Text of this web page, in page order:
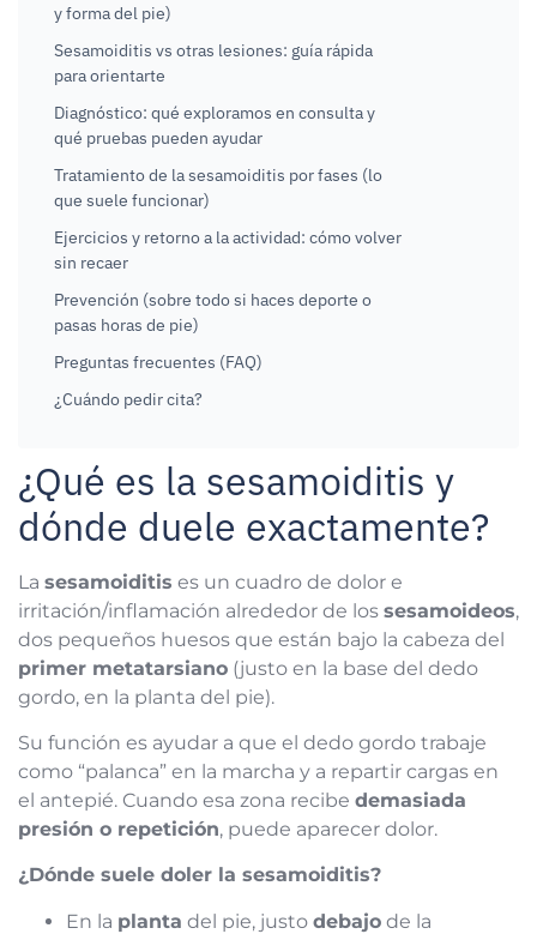
y forma del pie)
Sesamoiditis vs otras lesiones: guía rápida
para orientarte
Diagnóstico: qué exploramos en consulta y
qué pruebas pueden ayudar
Tratamiento de la sesamoiditis por fases (lo
que suele funcionar)
Ejercicios y retorno a la actividad: cómo volver
sin recaer
Prevención (sobre todo si haces deporte o
pasas horas de pie)
Preguntas frecuentes (FAQ)
¿Cuándo pedir cita?
¿Qué es la sesamoiditis y
dónde duele exactamente?
La sesamoiditis es un cuadro de dolor e
irritación/inflamación alrededor de los sesamoideos,
dos pequeños huesos que están bajo la cabeza del
primer metatarsiano (justo en la base del dedo
gordo, en la planta del pie).
Su función es ayudar a que el dedo gordo trabaje
como “palanca” en la marcha y a repartir cargas en
el antepié. Cuando esa zona recibe demasiada
presión o repetición, puede aparecer dolor.
¿Dónde suele doler la sesamoiditis?
En la planta del pie, justo debajo de la